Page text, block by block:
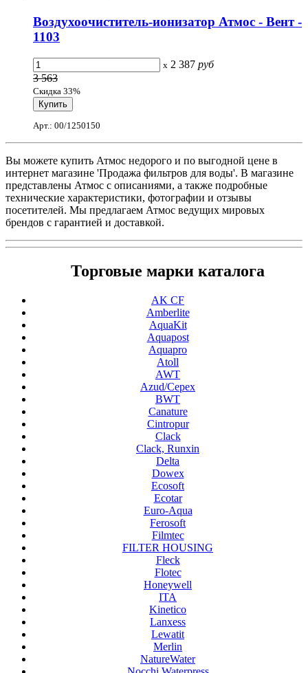
Воздухоочиститель-ионизатор Атмос - Вент -
1103
x 2 387 руб
3 563
Скидка 33%
Арт.: 00/1250150
Вы можете купить Атмос недорого и по выгодной цене в
интернет магазине 'Продажа фильтров для воды'. В магазине
представлены Атмос с описаниями, а также подробные
технические характеристики, фотографии и отзывы
посетителей. Мы предлагаем Атмос ведущих мировых
брендов с гарантией и доставкой.
Торговые марки каталога
AK CF
Amberlite
AquaKit
Aquapost
Aquapro
Atoll
AWT
Azud/Cepex
BWT
Canature
Cintropur
Clack
Clack, Runxin
Delta
Dowex
Ecosoft
Ecotar
Euro-Aqua
Ferosoft
Filmtec
FILTER HOUSING
Fleck
Flotec
Honeywell
ITA
Kinetico
Lanxess
Lewatit
Merlin
NatureWater